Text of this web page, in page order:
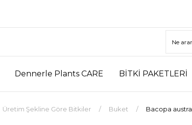
Dennerle Plants CARE BİTKİ PAKETLERİ
Üretim Şekline Göre Bitkiler Buket Bacopa